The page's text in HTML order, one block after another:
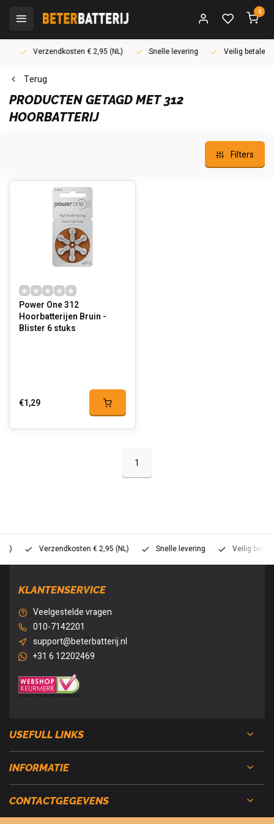
0
Verzendkosten € 2,95 (NL) Snelle levering Veilig betalen
Terug
PRODUCTEN GETAGD MET 312
HOORBATTERIJ
Filters
Power One 312
Hoorbatterijen Bruin -
Blister 6 stuks
€1,29
1
Verzendkosten € 2,95 (NL) Snelle levering Veilig betalen
KLANTENSERVICE
Veelgestelde vragen
010-7142201
support@beterbatterij.nl
+31 6 12202469
USEFULL LINKS
INFORMATIE
CONTACTGEGEVENS